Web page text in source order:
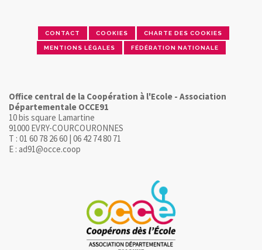
CONTACT COOKIES CHARTE DES COOKIES
MENTIONS LÉGALES FÉDÉRATION NATIONALE
Office central de la Coopération à l'Ecole - Association
Départementale OCCE91
10 bis square Lamartine
91000 EVRY-COURCOURONNES
T : 01 60 78 26 60 | 06 42 74 80 71
E : ad91@occe.coop